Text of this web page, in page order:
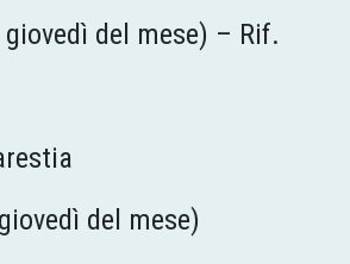
del mese) – Rif.
del mese)